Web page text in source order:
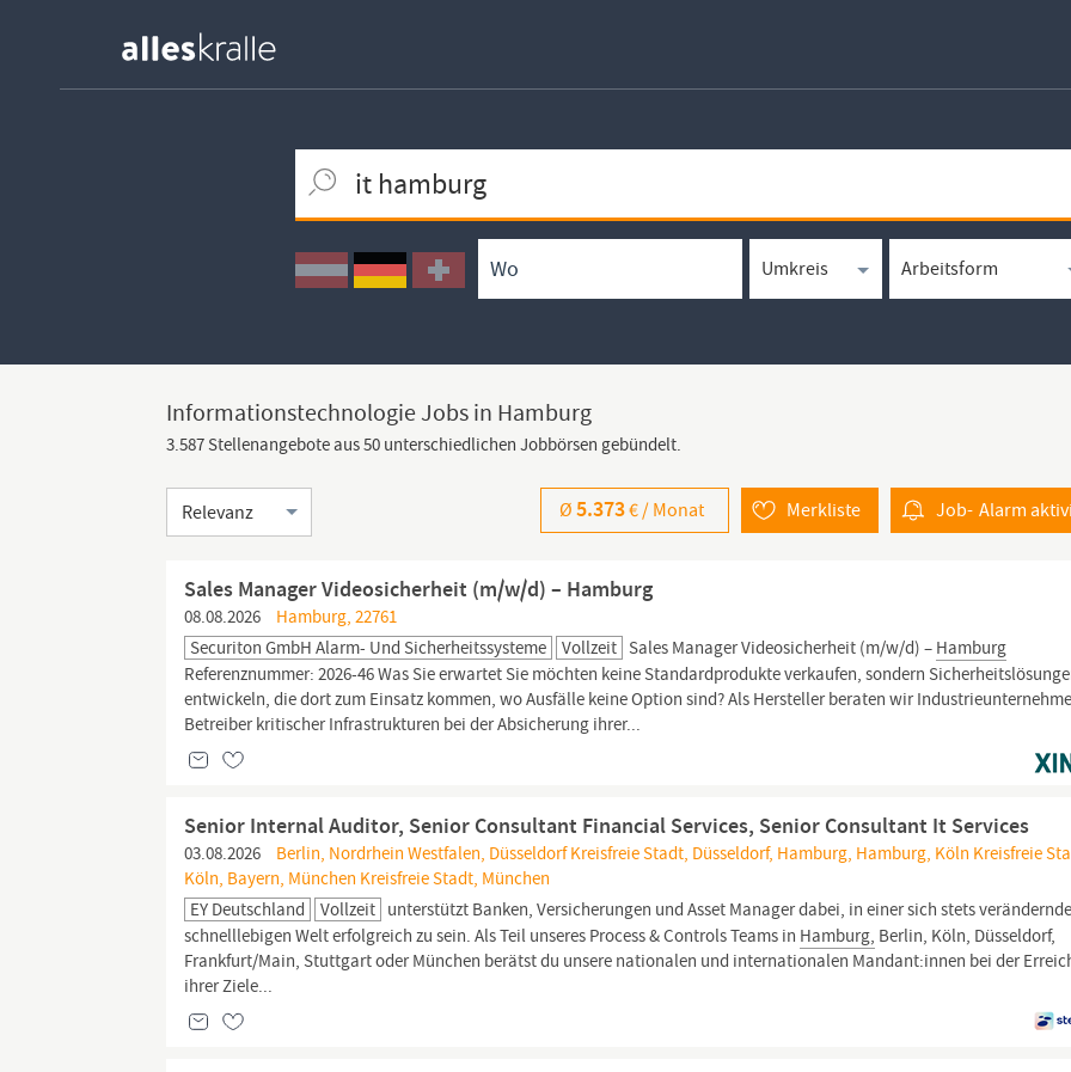
Ortssuche
Umkreissuche
Arbeitsform
Informationstechnologie Jobs in Hamburg
3.587 Stellenangebote aus 50 unterschiedlichen Jobbörsen gebündelt.
Sortierung Job- Alarm
Merkliste
Ø5.373€ / Monat
Sales Manager Videosicherheit (m/w/d) – Hamburg
08.08.2026
Hamburg, 22761
Securiton GmbH Alarm- Und Sicherheitssysteme
Vollzeit Sales Manager Videosicherheit (m/w/d) – Hamburg
Referenznummer: 2026-46 Was Sie erwartet Sie möchten keine Standardprodukte verkaufen, sondern
entwickeln, die dort zum Einsatz kommen, wo Ausfälle keine Option sind? Als Hersteller beraten wir
Betreiber kritischer Infrastrukturen bei der Absicherung ihrer...
Senior Internal Auditor, Senior Consultant Financial Services, Senior Consultant It Services
03.08.2026
Berlin, Nordrhein Westfalen, Düsseldorf Kreisfreie Stadt, Düsseldorf, Hamburg, Hamburg, Köln Kreisfreie
Köln, Bayern, München Kreisfreie Stadt, München
EY Deutschland
Vollzeit unterstützt Banken, Versicherungen und Asset Manager dabei, in einer sich stets
schnelllebigen Welt erfolgreich zu sein. Als Teil unseres Process & Controls Teams in Hamburg, Berlin, Köln, Düsseldorf,
Frankfurt/Main, Stuttgart oder München berätst du unsere nationalen und internationalen Mandant:innen bei der
ihrer Ziele...